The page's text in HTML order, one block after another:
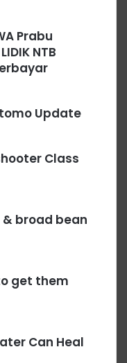
Prabu
NTB
Update
Class
broad bean
get them
Can Heal